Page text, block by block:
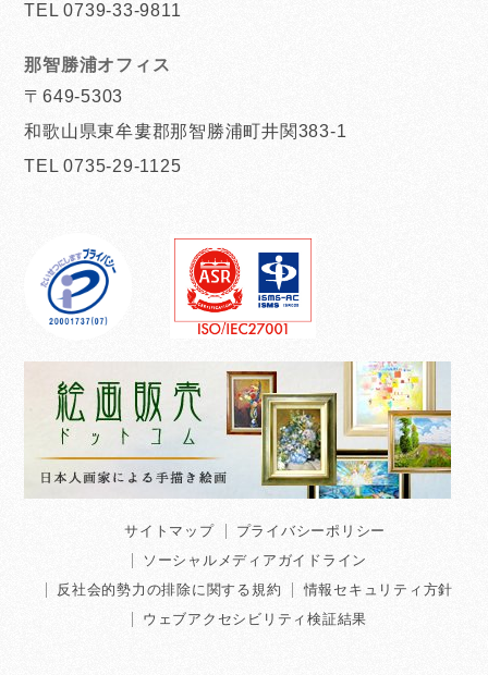
TEL 0739-33-9811
那智勝浦オフィス
〒649-5303
和歌山県東牟婁郡那智勝浦町井関383-1
TEL 0735-29-1125
サイトマップ
プライバシーポリシー
ソーシャルメディアガイドライン
反社会的勢力の排除に関する規約
情報セキュリティ方針
ウェブアクセシビリティ検証結果